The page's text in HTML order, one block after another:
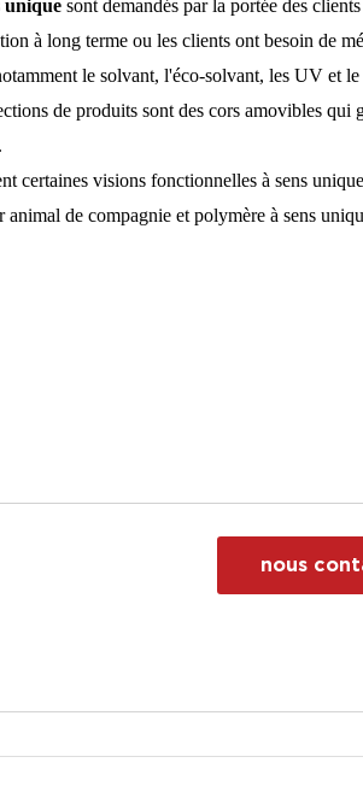
uniquesont demandés par la portée des
à long terme ou les clients ont besoin de
le solvant, l'éco-solvant, les UV et le
de produits sont des cors amovibles qui
certaines visions fonctionnelles à sens
de compagnie et polymère à sens
nous